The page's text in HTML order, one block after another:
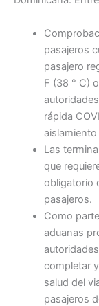
pasajeros
pasajero
F (38 ° C)
rápida
Las
que
obligatorio
pasajeros.
Como
aduanas
completar
salud del
pasajeros